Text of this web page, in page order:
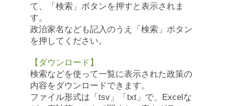
て、「検索」ボタンを押すと表示されま
す。
政治家名なども記入のうえ「検索」ボタン
を押してください。
【ダウンロード】
検索などを使って一覧に表示された政策の
内容をダウンロードできます。
ファイル形式は「tsv」「txt」で、Excelな